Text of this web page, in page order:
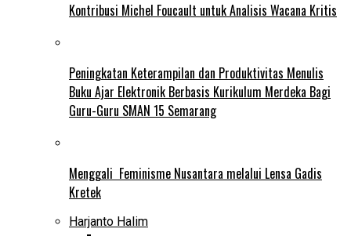
Kontribusi Michel Foucault untuk Analisis Wacana Kritis
Peningkatan Keterampilan dan Produktivitas Menulis
Buku Ajar Elektronik Berbasis Kurikulum Merdeka Bagi
Guru-Guru SMAN 15 Semarang
Menggali Feminisme Nusantara melalui Lensa Gadis
Kretek
Harjanto Halim